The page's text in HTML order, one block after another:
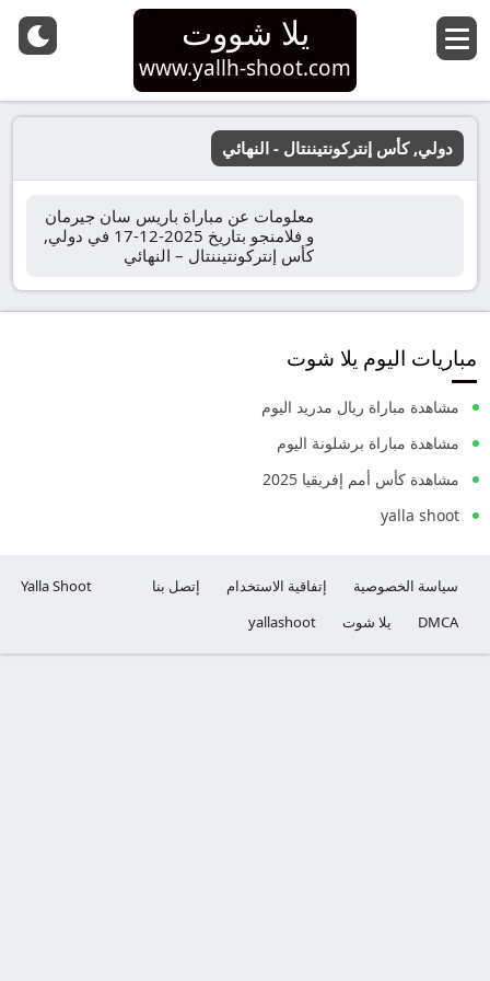
يلا شووت
www.yallh-shoot.com
دولي, كأس إنتركونتيننتال - النهائي
معلومات عن مباراة باريس سان جيرمان
و فلامنجو بتاريخ 2025-12-17 في دولي,
كأس إنتركونتيننتال – النهائي
مباريات اليوم يلا شوت
مشاهدة مباراة ريال مدريد اليوم
مشاهدة مباراة برشلونة اليوم
مشاهدة كأس أمم إفريقيا 2025
yalla shoot
Yalla Shoot سياسة الخصوصية إتفاقية الاستخدام
إتصل بنا
DMCA
يلا شوت yallashoot